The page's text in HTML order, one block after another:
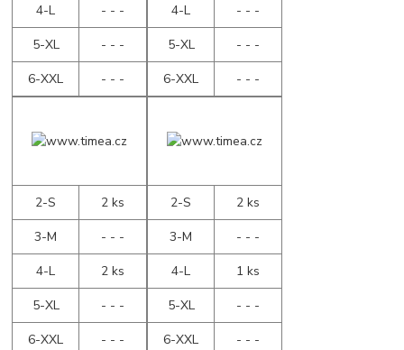
4-L
- - -
5-XL
- - -
6-XXL
- - -
4-L
- - -
5-XL
- - -
6-XXL
- - -
2-S
2 ks
3-M
- - -
4-L
2 ks
5-XL
- - -
6-XXL
- - -
2-S
2 ks
3-M
- - -
4-L
1 ks
5-XL
- - -
6-XXL
- - -